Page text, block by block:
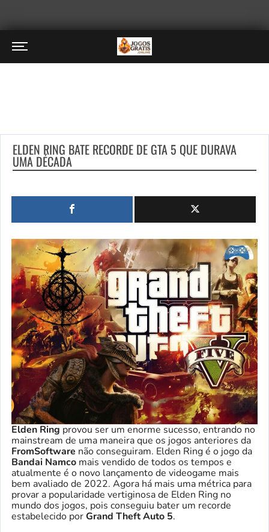
ELDEN RING BATE RECORDE DE GTA 5 QUE DURAVA
UMA DÉCADA
Elden Ring provou ser um enorme sucesso, entrando no
mainstream de uma maneira que os jogos anteriores da
FromSoftware não conseguiram. Elden Ring é o jogo da
Bandai Namco mais vendido de todos os tempos e
atualmente é o novo lançamento de videogame mais
bem avaliado de 2022. Agora há mais uma métrica para
provar a popularidade vertiginosa de Elden Ring no
mundo dos jogos, pois conseguiu bater um recorde
estabelecido porGrand Theft Auto 5.